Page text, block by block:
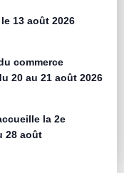
13 août 2026
commerce
20 au 21 août 2026
la 2e
28 août